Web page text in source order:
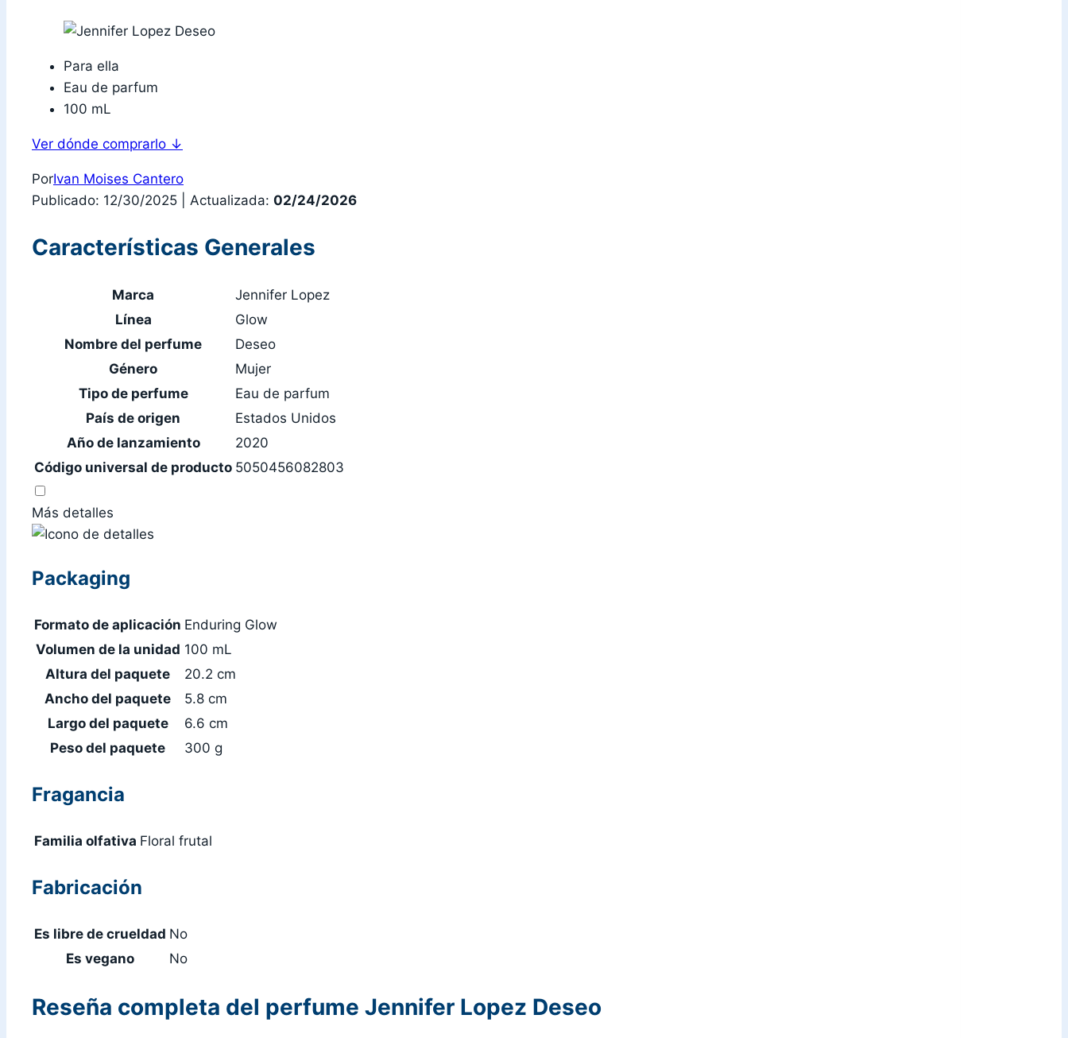
Para ella
Eau de parfum
100 mL
Ver dónde comprarlo ↓
PorIvan Moises Cantero
Publicado: 12/30/2025
Actualizada: 02/24/2026
Características Generales
Marca
Jennifer Lopez
Línea
Glow
Nombre del perfume
Deseo
Género
Mujer
Tipo de perfume
Eau de parfum
País de origen
Estados Unidos
Año de lanzamiento
2020
Código universal de producto 5050456082803
Más detalles
Packaging
Formato de aplicación Enduring Glow
Volumen de la unidad 100 mL
Altura del paquete
20.2 cm
Ancho del paquete
5.8 cm
Largo del paquete
6.6 cm
Peso del paquete
300 g
Fragancia
Familia olfativa Floral frutal
Fabricación
Es libre de crueldad No
Es vegano
No
Reseña completa del perfume Jennifer Lopez Deseo